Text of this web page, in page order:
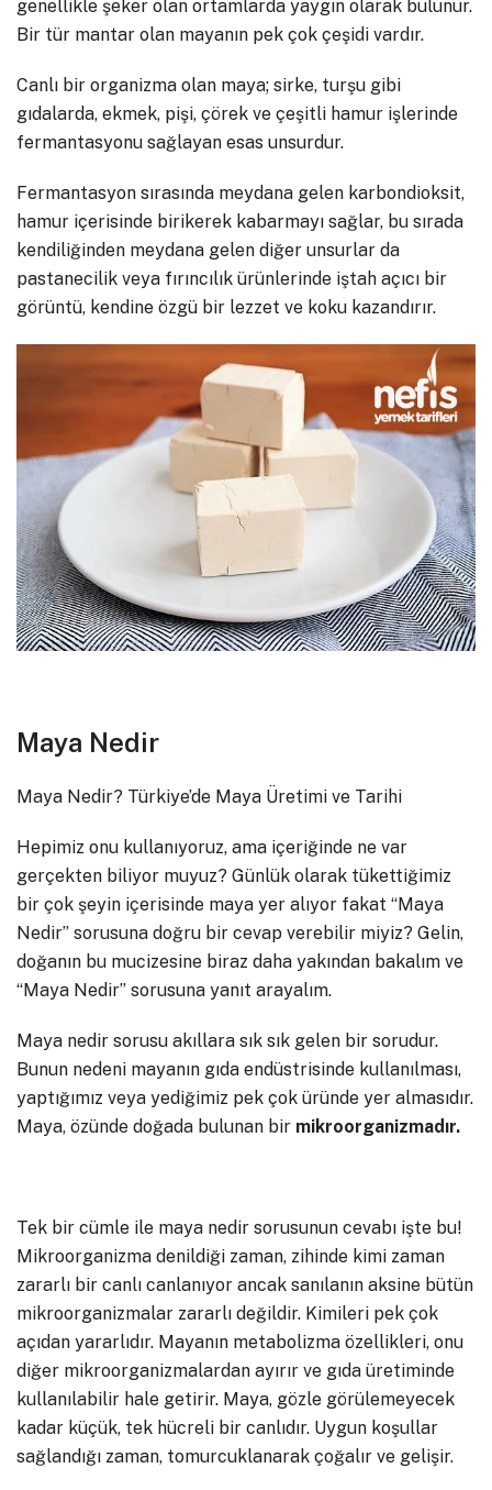
genellikle şeker olan ortamlarda yaygın olarak bulunur.
Bir tür mantar olan mayanın pek çok çeşidi vardır.
Canlı bir organizma olan maya; sirke, turşu gibi
gıdalarda, ekmek, pişi, çörek ve çeşitli hamur işlerinde
fermantasyonu sağlayan esas unsurdur.
Fermantasyon sırasında meydana gelen karbondioksit,
hamur içerisinde birikerek kabarmayı sağlar, bu sırada
kendiliğinden meydana gelen diğer unsurlar da
pastanecilik veya fırıncılık ürünlerinde iştah açıcı bir
görüntü, kendine özgü bir lezzet ve koku kazandırır.
Maya Nedir
Maya Nedir? Türkiye’de Maya Üretimi ve Tarihi
Hepimiz onu kullanıyoruz, ama içeriğinde ne var
gerçekten biliyor muyuz? Günlük olarak tükettiğimiz
bir çok şeyin içerisinde maya yer alıyor fakat “Maya
Nedir” sorusuna doğru bir cevap verebilir miyiz? Gelin,
doğanın bu mucizesine biraz daha yakından bakalım ve
“Maya Nedir” sorusuna yanıt arayalım.
Maya nedir sorusu akıllara sık sık gelen bir sorudur.
Bunun nedeni mayanın gıda endüstrisinde kullanılması,
yaptığımız veya yediğimiz pek çok üründe yer almasıdır.
Maya, özünde doğada bulunan bir mikroorganizmadır.
Tek bir cümle ile maya nedir sorusunun cevabı işte bu!
Mikroorganizma denildiği zaman, zihinde kimi zaman
zararlı bir canlı canlanıyor ancak sanılanın aksine bütün
mikroorganizmalar zararlı değildir. Kimileri pek çok
açıdan yararlıdır. Mayanın metabolizma özellikleri, onu
diğer mikroorganizmalardan ayırır ve gıda üretiminde
kullanılabilir hale getirir. Maya, gözle görülemeyecek
kadar küçük, tek hücreli bir canlıdır. Uygun koşullar
sağlandığı zaman, tomurcuklanarak çoğalır ve gelişir.